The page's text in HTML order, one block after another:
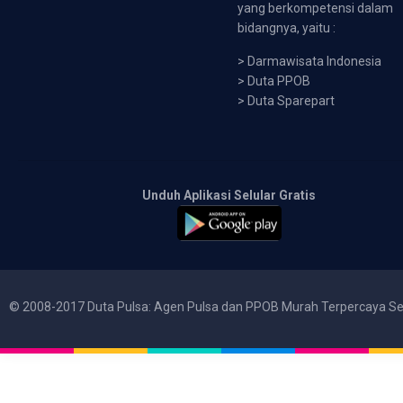
yang berkompetensi dalam
bidangnya, yaitu :
> Darmawisata Indonesia
> Duta PPOB
> Duta Sparepart
Unduh Aplikasi Selular Gratis
© 2008-2017 Duta Pulsa: Agen Pulsa dan PPOB Murah Terpercaya